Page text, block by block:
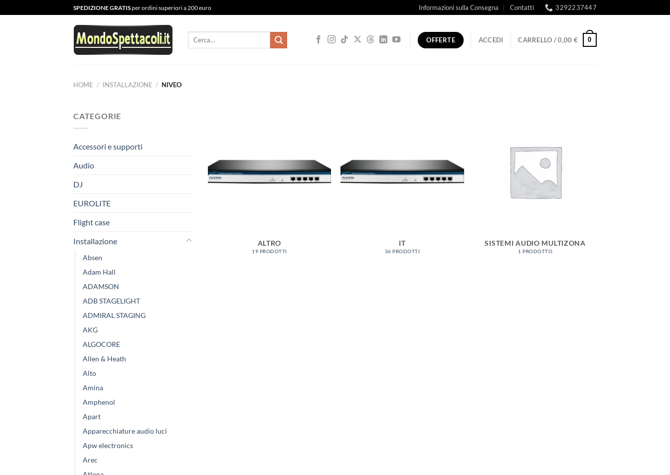
ai
SPEDIZIONE GRATISper ordini superiori a 200 euro Informazioni sulla Consegna Contatti 3292237447
Cerca: OFFERTE ACCEDI CARRELLO /0,00 € 0
HOME / INSTALLAZIONE / NIVEO
CATEGORIE
Accessori e supporti
Audio
DJ
EUROLITE
Flight case
Installazione
Absen
Adam Hall
ADAMSON
ADB STAGELIGHT
ADMIRAL STAGING
AKG
ALGOCORE
Allen & Heath
Alto
Amina
Amphenol
Apart
Apparecchiature audio luci
Apw electronics
Arec
ALTRO
19 PRODOTTI
IT
36 PRODOTTI
SISTEMI AUDIO MULTIZONA
1 PRODOTTO